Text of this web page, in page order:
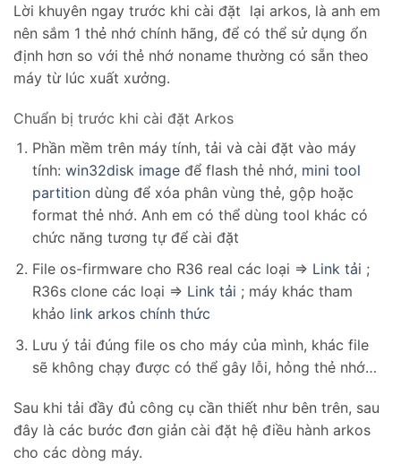
Lời khuyên ngay trước khi cài đặt lại arkos, là anh em
nên sắm 1 thẻ nhớ chính hãng, để có thể sử dụng ổn
định hơn so với thẻ nhớ noname thường có sẵn theo
máy từ lúc xuất xưởng.
Chuẩn bị trước khi cài đặt Arkos
Phần mềm trên máy tính, tải và cài đặt vào máy
tính: win32disk imageđể flash thẻ nhớ, mini tool
partitiondùng để xóa phân vùng thẻ, gộp hoặc
format thẻ nhớ. Anh em có thể dùng tool khác có
chức năng tương tự để cài đặt
File os-firmware cho R36 real các loại => Link tải ;
R36s clone các loại => Link tải ; máy khác tham
khảo link arkos chính thức
Lưu ý tải đúng file os cho máy của mình, khác file
sẽ không chạy được có thể gây lỗi, hỏng thẻ nhớ…
Sau khi tải đầy đủ công cụ cần thiết như bên trên, sau
đây là các bước đơn giản cài đặt hệ điều hành arkos
cho các dòng máy.